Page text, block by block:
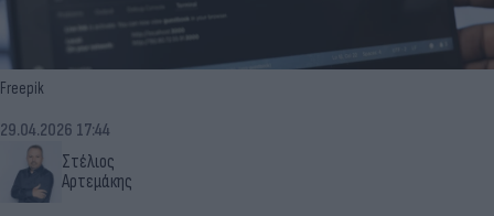
Freepik
Στέλιος
Αρτεμάκης
29.04.2026 17:44